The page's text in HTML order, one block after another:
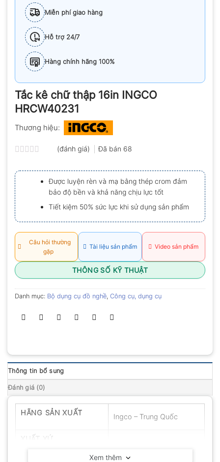
Miễn phí giao hàng
Hỗ trợ 24/7
Hàng chính hãng 100%
Tắc kê chữ thập 16in INGCO
HRCW40231
Thương hiệu:
xếp
hạng
0.0
5
sao
(đánh giá) Đã bán 68
Được luyện rèn và mạ bằng thép crom đảm
bảo độ bền và khả năng chịu lực tốt
Tiết kiệm 50% sức lực khi sử dụng sản phẩm
Câu hỏi thường
gặp
Tài liệu sản phẩm Video sản phẩm
THÔNG SỐ KỸ THUẬT
Danh mục: Bộ dụng cụ đồ nghề, Công cụ, dụng cụ
Thông tin bổ sung
Đánh giá (0)
HÃNG SẢN XUẤT Ingco – Trung Quốc
Xem thêm